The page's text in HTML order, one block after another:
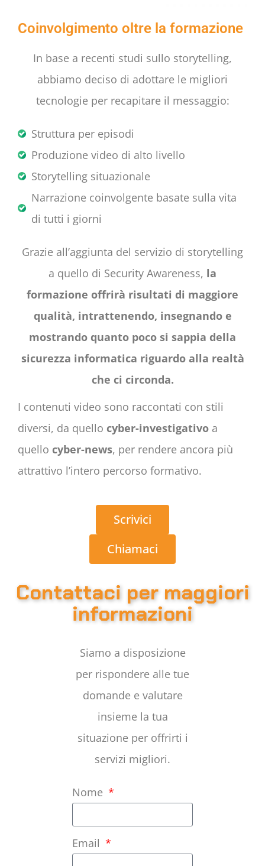
Coinvolgimento oltre la formazione
In base a recenti studi sullo storytelling,
abbiamo deciso di adottare le migliori
tecnologie per recapitare il messaggio:
Struttura per episodi
Produzione video di alto livello
Storytelling situazionale
Narrazione coinvolgente basate sulla vita
di tutti i giorni
Grazie all’aggiunta del servizio di storytelling
a quello di Security Awareness, la
formazione offrirà risultati di maggiore
qualità, intrattenendo, insegnando e
mostrando quanto poco si sappia della
sicurezza informatica riguardo alla realtà
che ci circonda.
I contenuti video sono raccontati con stili
diversi, da quello cyber-investigativo a
quello cyber-news, per rendere ancora più
attrattivo l’intero percorso formativo.
Scrivici
Chiamaci
Contattaci per maggiori
informazioni
Siamo a disposizione
per rispondere alle tue
domande e valutare
insieme la tua
situazione per offrirti i
servizi migliori.
Nome
Email